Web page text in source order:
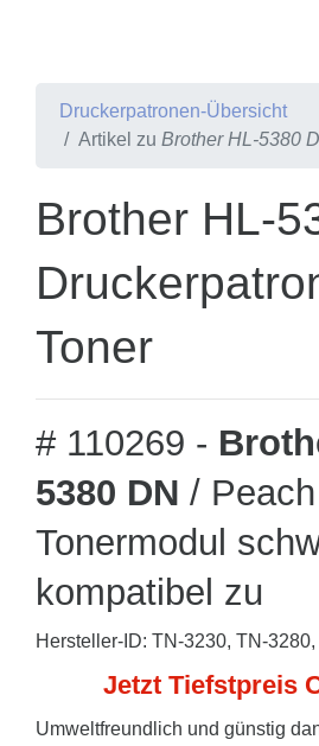
Druckerpatronen-Übersicht
Artikel zu Brother HL-5380
Brother HL-
Toner
# 110269 -
5380 DN / Peach
Tonermodul
kompatibel zu
Hersteller-ID: TN-3230, TN-
Jetzt Tiefstpreis
Umweltfreundlich und günstig